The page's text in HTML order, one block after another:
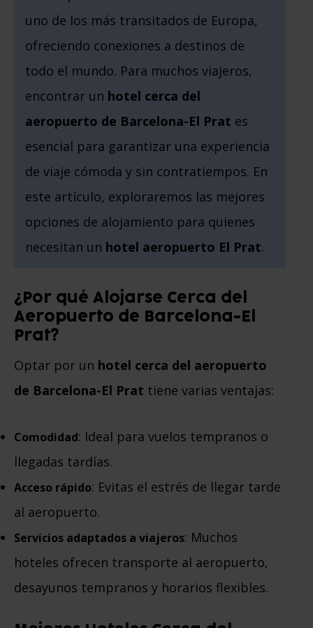
uno de los más transitados de Europa,
ofreciendo conexiones a destinos de
todo el mundo. Para muchos viajeros,
encontrar un hotel cerca del
aeropuerto de Barcelona-El Prat es
esencial para garantizar una experiencia
de viaje cómoda y sin contratiempos. En
este artículo, exploraremos las mejores
opciones de alojamiento para quienes
necesitan un hotel aeropuerto El Prat.
¿Por qué Alojarse Cerca del
Aeropuerto de Barcelona-El
Prat?
Optar por un hotel cerca del aeropuerto
de Barcelona-El Prat tiene varias ventajas:
Comodidad: Ideal para vuelos tempranos o
llegadas tardías.
Acceso rápido: Evitas el estrés de llegar tarde
al aeropuerto.
Servicios adaptados a viajeros: Muchos
hoteles ofrecen transporte al aeropuerto,
desayunos tempranos y horarios flexibles.